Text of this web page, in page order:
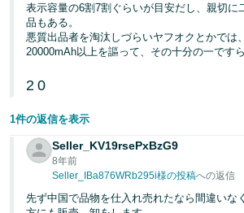
表示容量の6割7割ぐらいが目安だし、親切に
品もある。
悪質出品者を淘汰しづらいヤフオクとかでは、
20000mAh以上を謳って、その十分の一です
2 0
1件の返信を表示
Seller_KV19rsePxBzG9
8年前
Seller_IBa876WRb295i様の投稿への返信
先ず中国で品物を仕入れ売れたなら間違いな